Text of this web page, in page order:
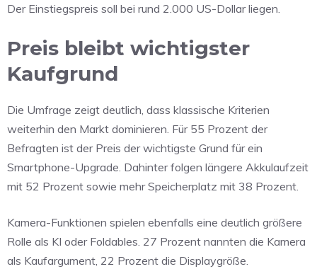
Der Einstiegspreis soll bei rund 2.000 US-Dollar liegen.
Preis bleibt wichtigster
Kaufgrund
Die Umfrage zeigt deutlich, dass klassische Kriterien
weiterhin den Markt dominieren. Für 55 Prozent der
Befragten ist der Preis der wichtigste Grund für ein
Smartphone-Upgrade. Dahinter folgen längere Akkulaufzeit
mit 52 Prozent sowie mehr Speicherplatz mit 38 Prozent.
Kamera-Funktionen spielen ebenfalls eine deutlich größere
Rolle als KI oder Foldables. 27 Prozent nannten die Kamera
als Kaufargument, 22 Prozent die Displaygröße.